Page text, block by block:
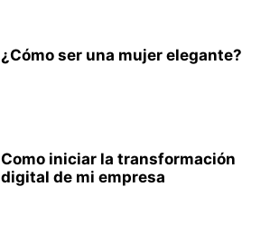
¿Cómo ser una mujer elegante?
Como iniciar la transformación
digital de mi empresa